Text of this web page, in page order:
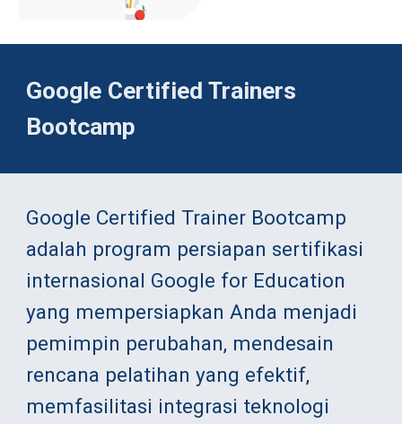
Google Certified Trainers
Bootcamp
Google Certified Trainer Bootcamp
adalah program persiapan sertifikasi
internasional Google for Education
yang mempersiapkan Anda menjadi
pemimpin perubahan, mendesain
rencana pelatihan yang efektif,
memfasilitasi integrasi teknologi